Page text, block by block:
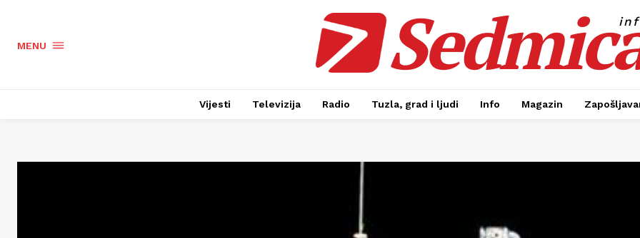
MENU
Vijesti Televizija Radio Tuzla, grad i ljudi Info Magazin